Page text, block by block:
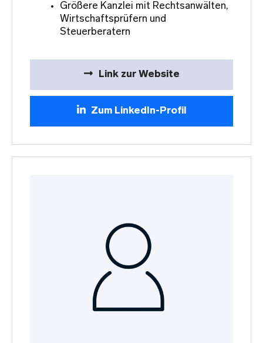
Größere Kanzlei mit Rechtsanwälten,
Wirtschaftsprüfern und
Steuerberatern
Link zur Website
Zum LinkedIn-Profil